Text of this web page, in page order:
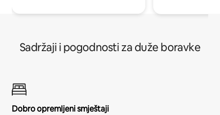
Sadržaji i pogodnosti za duže boravke
Dobro opremljeni smještaji